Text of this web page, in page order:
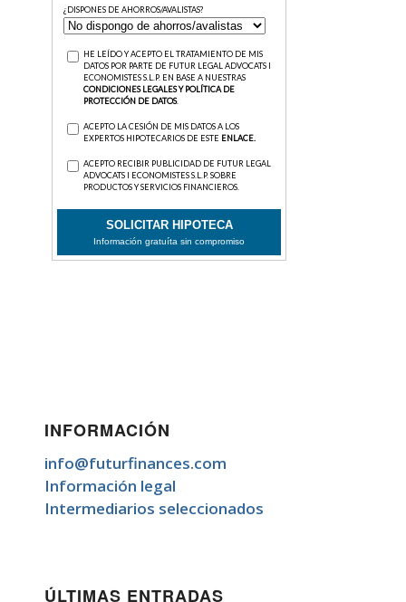
INFORMACIÓN
info@futurfinances.com
Información legal
Intermediarios seleccionados
ÚLTIMAS ENTRADAS